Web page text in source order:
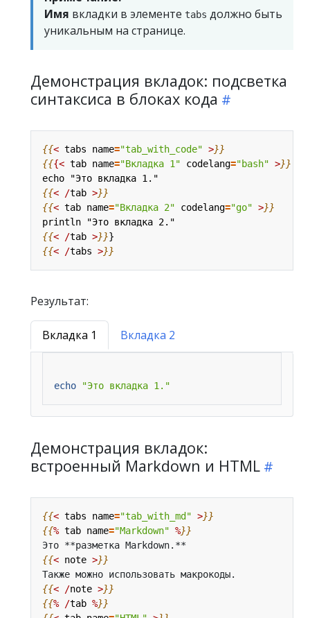
Имя вкладки в элементе tabs должно быть
уникальным на странице.
Демонстрация вкладок: подсветка
синтаксиса в блоках кода
{{< tabs name="tab_with_code" >}}
{{{< tab name="Вкладка 1" codelang="bash" >}}
{{< /tab >}}
{{< tab name="Вкладка 2" codelang="go" >}}
{{< /tab >}}
{{< /tabs >}}
Результат:
Вкладка 1 Вкладка 2
echo "Это вкладка 1."
Демонстрация вкладок:
встроенный Markdown и HTML
{{< tabs name="tab_with_md" >}}
{{% tab name="Markdown" %}}
{{< note >}}
{{< /note >}}
{{% /tab %}}